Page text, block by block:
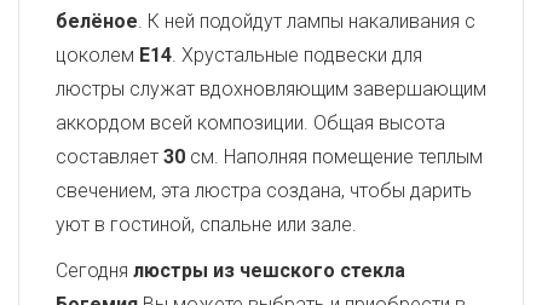
белёное. К ней подойдут лампы накаливания с
цоколем E14. Хрустальные подвески для
люстры служат вдохновляющим завершающим
аккордом всей композиции. Общая высота
составляет 30 см. Наполняя помещение теплым
свечением, эта люстра создана, чтобы дарить
уют в гостиной, спальне или зале.
Сегодня люстры из чешского стекла